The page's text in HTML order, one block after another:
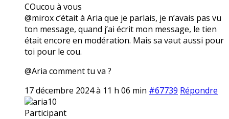
COucou à vous
@mirox c’était à Aria que je parlais, je n’avais pas vu
ton message, quand j’ai écrit mon message, le tien
était encore en modération. Mais sa vaut aussi pour
toi pour le cou.
@Aria comment tu va ?
17 décembre 2024 à 11 h 06 min #67739 Répondre
aria10
Participant